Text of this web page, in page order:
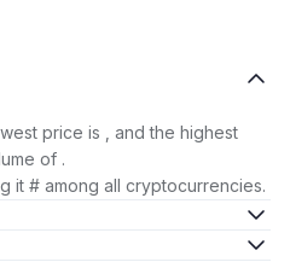
price is , and the highest
of .
it # among all cryptocurrencies.